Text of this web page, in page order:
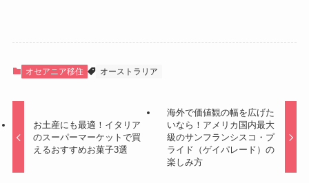
オセアニア移住 オーストラリア
お土産にも最適！イタリア
のスーパーマーケットで買
えるおすすめお菓子3選
海外で価値観の幅を広げた
いなら！アメリカ国内最大
級のサンフランシスコ・プ
ライド（ゲイパレード）の
楽しみ方